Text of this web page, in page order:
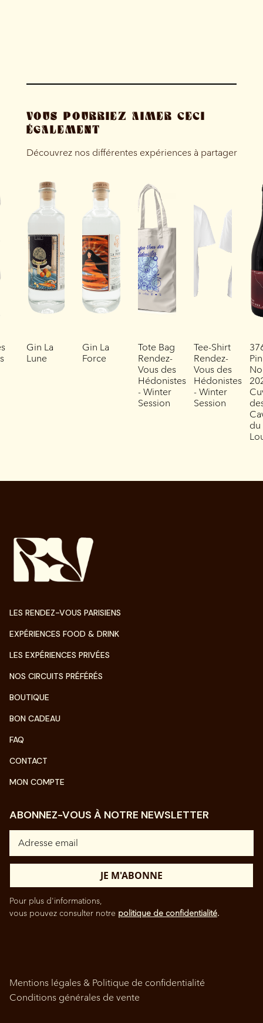
VOUS POURRIEZ AIMER CECI
ÉGALEMENT
Découvrez nos différentes expériences à partager
Gin La
Lune
Gin La
Force
Tote Bag
Rendez-
Vous des
Hédonistes
- Winter
Session
Tee-Shirt
Rendez-
Vous des
Hédonistes
- Winter
Session
du
LES RENDEZ-VOUS PARISIENS
EXPÉRIENCES FOOD & DRINK
LES EXPÉRIENCES PRIVÉES
NOS CIRCUITS PRÉFÉRÉS
BOUTIQUE
BON CADEAU
FAQ
CONTACT
MON COMPTE
ABONNEZ-VOUS À NOTRE NEWSLETTER
Pour plus d'informations,
vous pouvez consulter notre politique de confidentialité.
Mentions légales & Politique de confidentialité
Conditions générales de vente